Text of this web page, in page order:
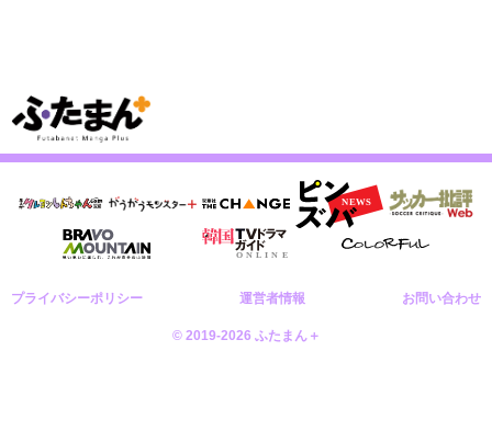
プライバシーポリシー 運営者情報 お問い合わせ
© 2019-2026 ふたまん＋